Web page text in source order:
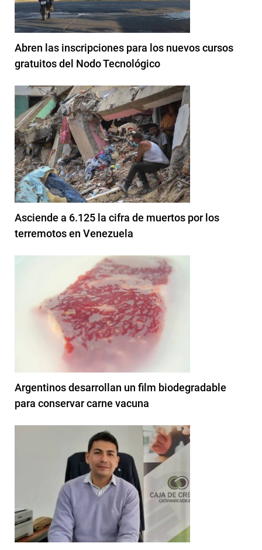
Abren las inscripciones para los nuevos cursos
gratuitos del Nodo Tecnológico
Asciende a 6.125 la cifra de muertos por los
terremotos en Venezuela
Argentinos desarrollan un film biodegradable
para conservar carne vacuna